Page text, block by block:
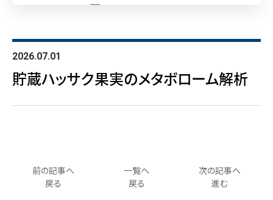
2026.07.01
貯蔵ハッサク果実のメタボローム解析
一覧へ
戻る
前の記事へ
戻る
次の記事へ
進む